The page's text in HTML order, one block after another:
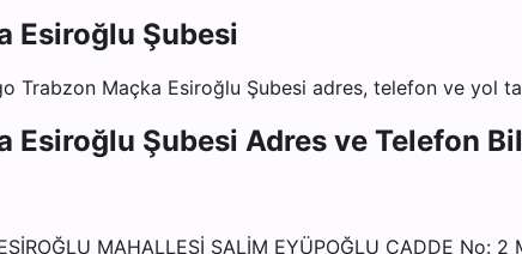
Esiroğlu Şubesi
Trabzon Maçka Esiroğlu Şubesi adres, telefon ve yol
Esiroğlu Şubesi Adres ve Telefon
MAHALLESİ SALİM EYÜPOĞLU CADDE No: 2